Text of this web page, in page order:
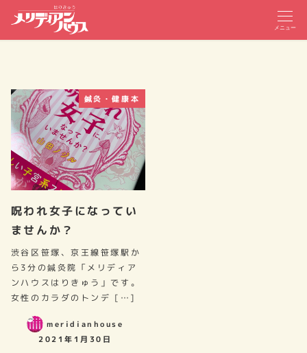
メニュー
鍼灸・健康本
呪われ女子になってい
ませんか？
渋谷区笹塚、京王線笹塚駅か
ら3分の鍼灸院「メリディア
ンハウスはりきゅう」です。
女性のカラダのトンデ […]
meridianhouse
2021年1月30日